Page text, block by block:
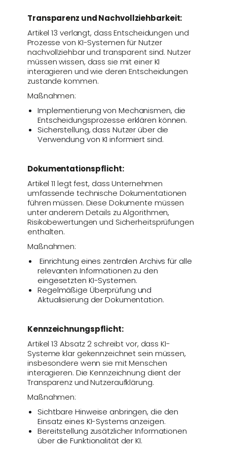
Transparenz und Nachvollziehbarkeit:
Artikel 13 verlangt, dass Entscheidungen und
Prozesse von KI-Systemen für Nutzer
nachvollziehbar und transparent sind. Nutzer
müssen wissen, dass sie mit einer KI
interagieren und wie deren Entscheidungen
zustande kommen.
Maßnahmen:
Implementierung von Mechanismen, die
Entscheidungsprozesse erklären können.
Sicherstellung, dass Nutzer über die
Verwendung von KI informiert sind.
Dokumentationspflicht:
Artikel 11 legt fest, dass Unternehmen
umfassende technische Dokumentationen
führen müssen. Diese Dokumente müssen
unter anderem Details zu Algorithmen,
Risikobewertungen und Sicherheitsprüfungen
enthalten.
Maßnahmen:
Einrichtung eines zentralen Archivs für alle
relevanten Informationen zu den
eingesetzten KI-Systemen.
Regelmäßige Überprüfung und
Aktualisierung der Dokumentation.
Kennzeichnungspflicht:
Artikel 13 Absatz 2 schreibt vor, dass KI-
Systeme klar gekennzeichnet sein müssen,
insbesondere wenn sie mit Menschen
interagieren. Die Kennzeichnung dient der
Transparenz und Nutzeraufklärung.
Maßnahmen:
Sichtbare Hinweise anbringen, die den
Einsatz eines KI-Systems anzeigen.
Bereitstellung zusätzlicher Informationen
über die Funktionalität der KI.